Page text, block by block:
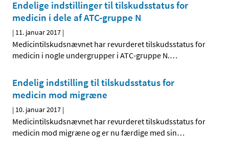
Endelige indstillinger til tilskudsstatus for
medicin i dele af ATC-gruppe N
| 11. januar 2017 |
Medicintilskudsnævnet har revurderet tilskudsstatus for
medicin i nogle undergrupper i ATC-gruppe N.…
Endelig indstilling til tilskudsstatus for
medicin mod migræne
| 10. januar 2017 |
Medicintilskudsnævnet har revurderet tilskudsstatus for
medicin mod migræne og er nu færdige med sin…